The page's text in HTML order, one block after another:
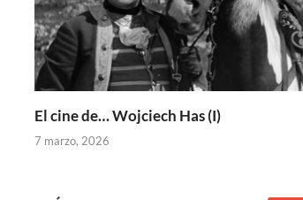
El cine de… Wojciech Has (I)
7 marzo, 2026